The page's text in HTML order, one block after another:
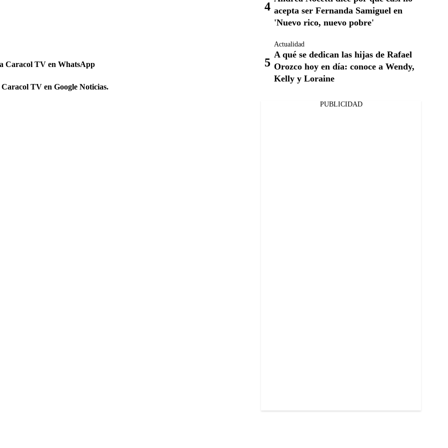
Caracol TV en WhatsApp
Caracol TV en Google Noticias.
acepta ser Fernanda Samiguel en
'Nuevo rico, nuevo pobre'
Actualidad
A qué se dedican las hijas de Rafael
Orozco hoy en día: conoce a Wendy,
Kelly y Loraine
PUBLICIDAD